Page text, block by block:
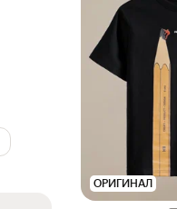
ОРИГИНАЛ